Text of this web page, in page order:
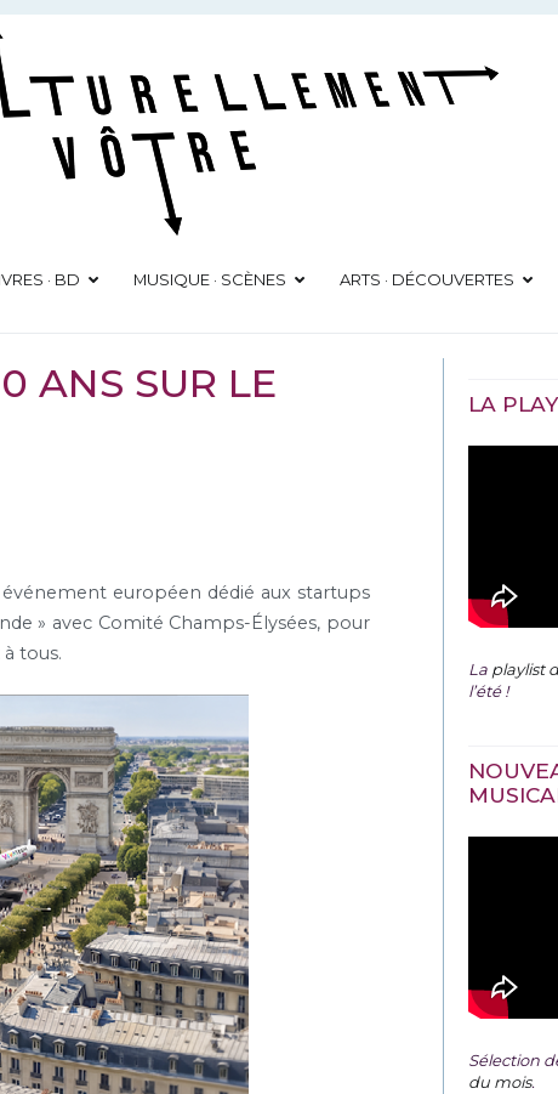
· BD MUSIQUE · SCÈNES ARTS · DÉCOUVERTES
ANS SUR LE
européen dédié aux startups
» avec Comité Champs-Élysées, pour
tous.
LA
La playlist
l’été !
Sélection
du mois.